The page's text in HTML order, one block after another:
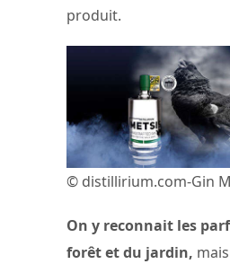
produit.
© distillirium.com-Gin
On y reconnait les
forêt et du jardin,